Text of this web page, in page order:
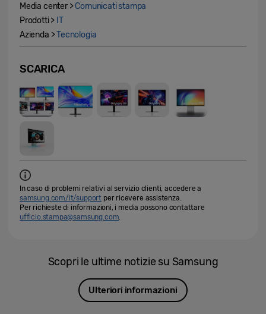
Media center >Comunicati stampa
Prodotti > IT
Azienda >Tecnologia
SCARICA
In caso di problemi relativi al servizio clienti, accedere a
samsung.com/it/support per ricevere assistenza.
Per richieste di informazioni, i media possono contattare
ufficio.stampa@samsung.com.
Scopri le ultime notizie su Samsung
Ulteriori informazioni